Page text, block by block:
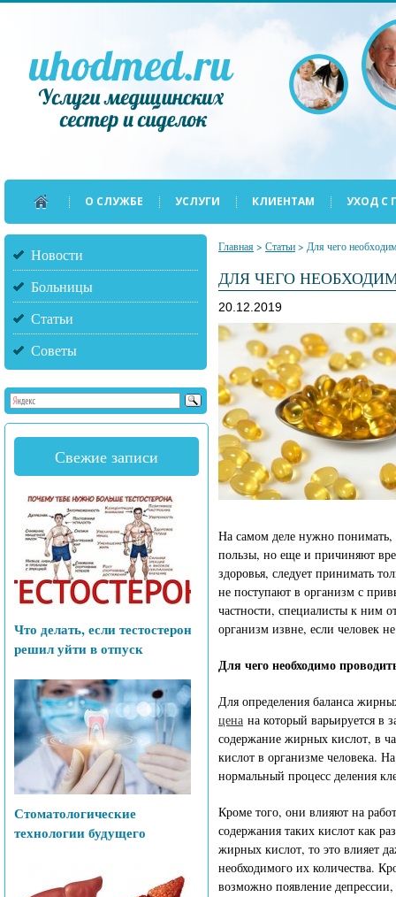
О СЛУЖБЕ УСЛУГИ КЛИЕНТАМ УХОД С
Новости
Больницы
Статьи
Советы
Свежие записи
Что делать, если тестостерон
решил уйти в отпуск
Стоматологические
технологии будущего
Главная> Статьи> Для чего
ДЛЯ ЧЕГО
20.12.2019
На самом деле нужно понимать,
пользы, но еще и причиняют
здоровья, следует принимать
не поступают в организм с
частности, специалисты к ним
организм извне, если человек
Для чего необходимо
Для определения баланса
цена на который варьируется в
содержание жирных кислот, в
кислот в организме человека.
нормальный процесс деления
Кроме того, они влияют на
содержания таких кислот как
жирных кислот, то это влияет
необходимого их количества.
возможно появление